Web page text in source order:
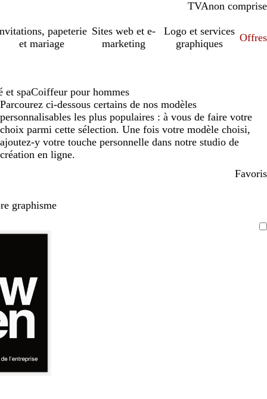
TVAcomprise
non comprise
papeterie
et mariage
Sites web et e-
marketing
Logo et services
graphiques
Offres
et spaCoiffeur pour hommes
Parcourez ci-dessous certains de nos modèles
personnalisables les plus populaires : à vous de faire votre
choix parmi cette sélection. Une fois votre modèle choisi,
ajoutez-y votre touche personnelle dans notre studio de
création en ligne.
Favoris
graphisme